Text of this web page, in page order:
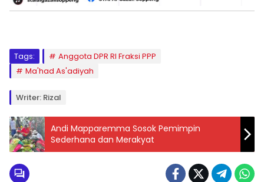
Tags:
Anggota DPR RI Fraksi PPP
Ma'had As'adiyah
Writer: Rizal
Andi Mapparemma Sosok Pemimpin
Sederhana dan Merakyat